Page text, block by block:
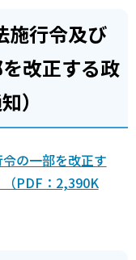
行令及び
改正する政
）
の一部を改正す
PDF：2,390K